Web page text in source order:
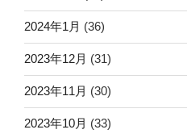
2024年1月 (36)
2023年12月 (31)
2023年11月 (30)
2023年10月 (33)